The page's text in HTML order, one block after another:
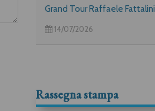
Grand Tour Raffaele Fattalini
14/07/2026
Rassegna stampa